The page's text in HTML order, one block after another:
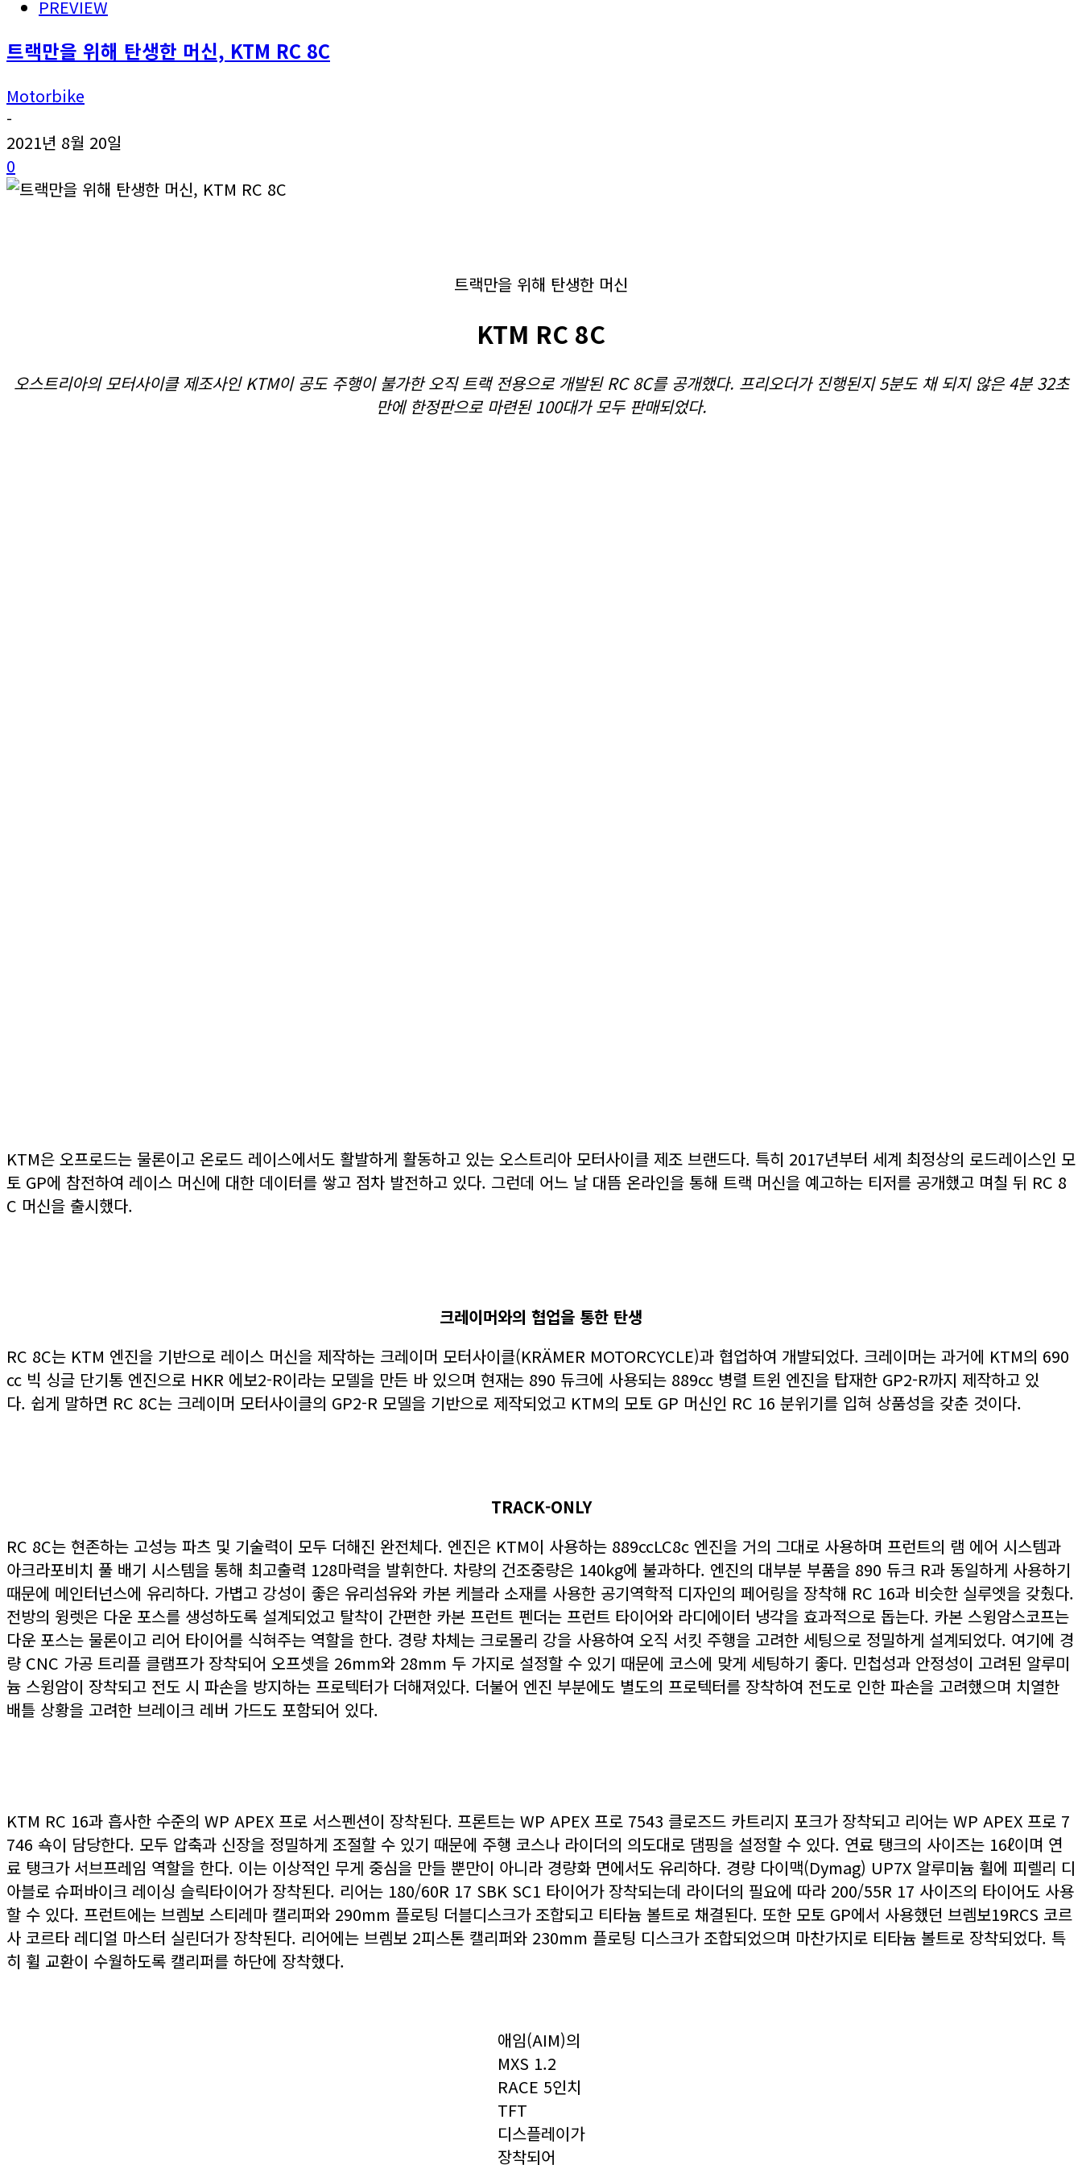
PREVIEW
트랙만을 위해 탄생한 머신, KTM RC 8C
Motorbike
-
2021년 8월 20일
0
트랙만을 위해 탄생한 머신
KTM RC 8C
오스트리아의 모터사이클 제조사인 KTM이 공도 주행이 불가한 오직 트랙 전용으로 개발된 RC 8C를 공개했다. 프리오더가 진행된지 5분도 채 되지 않은 4분 32초
만에 한정판으로 마련된 100대가 모두 판매되었다.
KTM은 오프로드는 물론이고 온로드 레이스에서도 활발하게 활동하고 있는 오스트리아 모터사이클 제조 브랜드다. 특히 2017년부터 세계 최정상의 로드레이스인 모
토 GP에 참전하여 레이스 머신에 대한 데이터를 쌓고 점차 발전하고 있다. 그런데 어느 날 대뜸 온라인을 통해 트랙 머신을 예고하는 티저를 공개했고 며칠 뒤 RC 8
C 머신을 출시했다.
크레이머와의 협업을 통한 탄생
RC 8C는 KTM 엔진을 기반으로 레이스 머신을 제작하는 크레이머 모터사이클(KRÄMER MOTORCYCLE)과 협업하여 개발되었다. 크레이머는 과거에 KTM의 690
cc 빅 싱글 단기통 엔진으로 HKR 에보2-R이라는 모델을 만든 바 있으며 현재는 890 듀크에 사용되는 889cc 병렬 트윈 엔진을 탑재한 GP2-R까지 제작하고 있
다. 쉽게 말하면 RC 8C는 크레이머 모터사이클의 GP2-R 모델을 기반으로 제작되었고 KTM의 모토 GP 머신인 RC 16 분위기를 입혀 상품성을 갖춘 것이다.
TRACK-ONLY
RC 8C는 현존하는 고성능 파츠 및 기술력이 모두 더해진 완전체다. 엔진은 KTM이 사용하는 889ccLC8c 엔진을 거의 그대로 사용하며 프런트의 램 에어 시스템과
아크라포비치 풀 배기 시스템을 통해 최고출력 128마력을 발휘한다. 차량의 건조중량은 140kg에 불과하다. 엔진의 대부분 부품을 890 듀크 R과 동일하게 사용하기
때문에 메인터넌스에 유리하다. 가볍고 강성이 좋은 유리섬유와 카본 케블라 소재를 사용한 공기역학적 디자인의 페어링을 장착해 RC 16과 비슷한 실루엣을 갖췄다.
전방의 윙렛은 다운 포스를 생성하도록 설계되었고 탈착이 간편한 카본 프런트 펜더는 프런트 타이어와 라디에이터 냉각을 효과적으로 돕는다. 카본 스윙암스코프는
다운 포스는 물론이고 리어 타이어를 식혀주는 역할을 한다. 경량 차체는 크로몰리 강을 사용하여 오직 서킷 주행을 고려한 세팅으로 정밀하게 설계되었다. 여기에 경
량 CNC 가공 트리플 클램프가 장착되어 오프셋을 26mm와 28mm 두 가지로 설정할 수 있기 때문에 코스에 맞게 세팅하기 좋다. 민첩성과 안정성이 고려된 알루미
늄 스윙암이 장착되고 전도 시 파손을 방지하는 프로텍터가 더해져있다. 더불어 엔진 부분에도 별도의 프로텍터를 장착하여 전도로 인한 파손을 고려했으며 치열한
배틀 상황을 고려한 브레이크 레버 가드도 포함되어 있다.
KTM RC 16과 흡사한 수준의 WP APEX 프로 서스펜션이 장착된다. 프론트는 WP APEX 프로 7543 클로즈드 카트리지 포크가 장착되고 리어는 WP APEX 프로 7
746 쇽이 담당한다. 모두 압축과 신장을 정밀하게 조절할 수 있기 때문에 주행 코스나 라이더의 의도대로 댐핑을 설정할 수 있다. 연료 탱크의 사이즈는 16ℓ이며 연
료 탱크가 서브프레임 역할을 한다. 이는 이상적인 무게 중심을 만들 뿐만이 아니라 경량화 면에서도 유리하다. 경량 다이맥(Dymag) UP7X 알루미늄 휠에 피렐리 디
아블로 슈퍼바이크 레이싱 슬릭타이어가 장착된다. 리어는 180/60R 17 SBK SC1 타이어가 장착되는데 라이더의 필요에 따라 200/55R 17 사이즈의 타이어도 사용
할 수 있다. 프런트에는 브렘보 스티레마 캘리퍼와 290mm 플로팅 더블디스크가 조합되고 티타늄 볼트로 채결된다. 또한 모토 GP에서 사용했던 브렘보19RCS 코르
사 코르타 레디얼 마스터 실린더가 장착된다. 리어에는 브렘보 2피스톤 캘리퍼와 230mm 플로팅 디스크가 조합되었으며 마찬가지로 티타늄 볼트로 장착되었다. 특
히 휠 교환이 수월하도록 캘리퍼를 하단에 장착했다.
애임(AIM)의
MXS 1.2
RACE 5인치
TFT
디스플레이가
장착되어